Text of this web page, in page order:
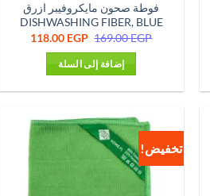
فوطة صحون مايكروفيبر ازرق
DISHWASHING FIBER, BLUE
169.00EGP
السعر
هو:
169.00 EGP.
118.00 EGP
السعر
إضافة إلى السلة
تخفيض!